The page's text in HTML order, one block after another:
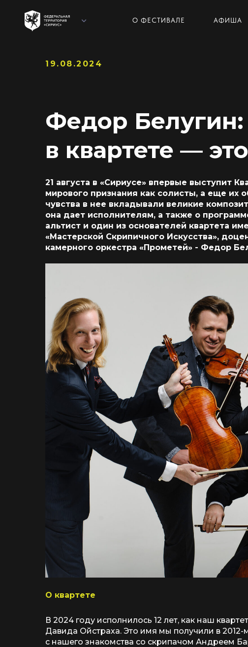
О ФЕСТИВАЛЕ АФИША
ЛЕКЦИИ И
19.08.2024
Федор
в квартете —
21 августа в «Сириусе» впервые выступит
мирового признания как солисты, а еще их
чувства в нее вкладывали великие
она дает исполнителям, а также о
альтист и один из основателей квартета
«Мастерской Скрипичного Искусства»,
камерного оркестра «Прометей» - Федор
О квартете
В 2024 году исполнилось 12 лет, как наш
Давида Ойстраха. Это имя мы получили в
с нашего знакомства со скрипачом Андреем